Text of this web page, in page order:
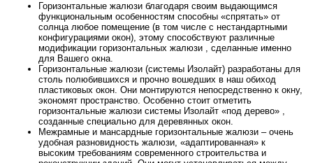
Горизонтальные жалюзи благодаря своим выдающимся
функциональным особенностям способны «спрятать» от
солнца любое помещение (в том числе с нестандартными
конфигурациями окон), этому способствуют различные
модификации горизонтальных жалюзи , сделанные именно
для Вашего окна.
Горизонтальные жалюзи (системы Изолайт) разработаны для
столь полюбившихся и прочно вошедших в наш обиход
пластиковых окон. Они монтируются непосредственно к окну,
экономят пространство. Особенно стоит отметить
горизонтальные жалюзи системы Изолайт «под дерево» ,
созданные специально для деревянных окон.
Межрамные и мансардные горизонтальные жалюзи – очень
удобная разновидность жалюзи, «адаптированная» к
высоким требованиям современного строительства и